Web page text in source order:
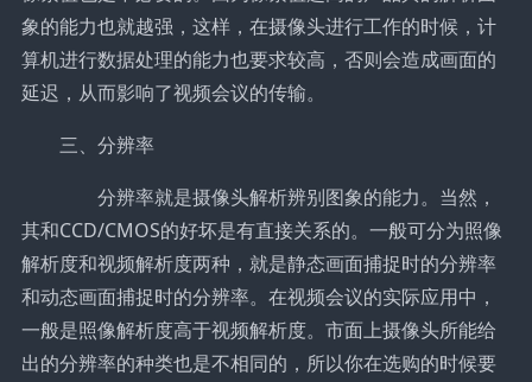
象的能力也就越强，这样，在摄像头进行工作的时候，计
算机进行数据处理的能力也要求较高，否则会造成画面的
延迟，从而影响了视频会议的传输。
三、分辨率
分辨率就是摄像头解析辨别图象的能力。当然，
其和CCD/CMOS的好坏是有直接关系的。一般可分为照像
解析度和视频解析度两种，就是静态画面捕捉时的分辨率
和动态画面捕捉时的分辨率。在视频会议的实际应用中，
一般是照像解析度高于视频解析度。市面上摄像头所能给
出的分辨率的种类也是不相同的，所以你在选购的时候要